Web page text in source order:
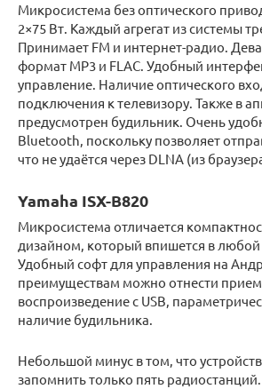
Микросистема без оптического
2×75 Вт. Каждый агрегат из системы
Принимает FM и интернет-радио.
формат MP3 и FLAC. Удобный
управление. Наличие оптического
подключения к телевизору. Также в
предусмотрен будильник. Очень
Bluetooth, поскольку позволяет
что не удаётся через DLNA (из
Yamaha ISX-B820
Микросистема отличается
дизайном, который впишется в любой
Удобный софт для управления на
преимуществам можно отнести
воспроизведение с USB,
наличие будильника.
Небольшой минус в том, что
запомнить только пять радиостанций.